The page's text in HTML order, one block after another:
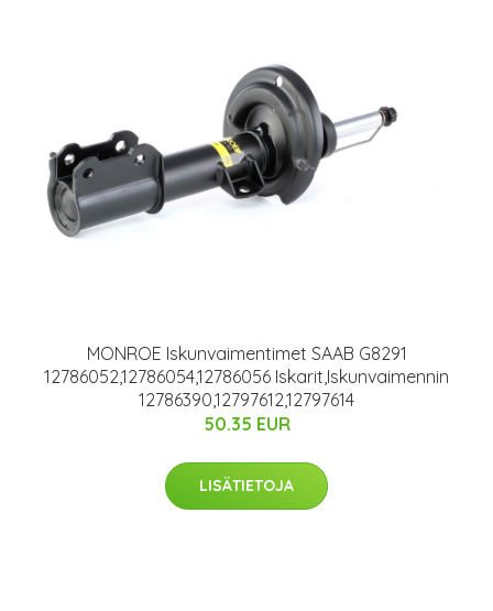
MONROE Iskunvaimentimet SAAB G8291
12786052,12786054,12786056 Iskarit,Iskunvaimennin
12786390,12797612,12797614
50.35 EUR
LISÄTIETOJA